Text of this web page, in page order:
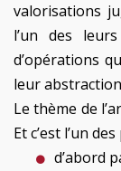
valorisations
l’un des
d’opérations
leur
Le thème de
Et c’est l’un
d’abord